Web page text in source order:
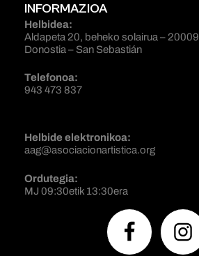
INFORMAZIOA
Helbidea:
Aldapeta 20, beheko solairua – 20009
Donostia – San Sebastián
Telefonoa:
943 473 837
Helbide elektronikoa:
aag@asociacionartistica.org
Ordutegia:
MJ 09:30etik 13:30era